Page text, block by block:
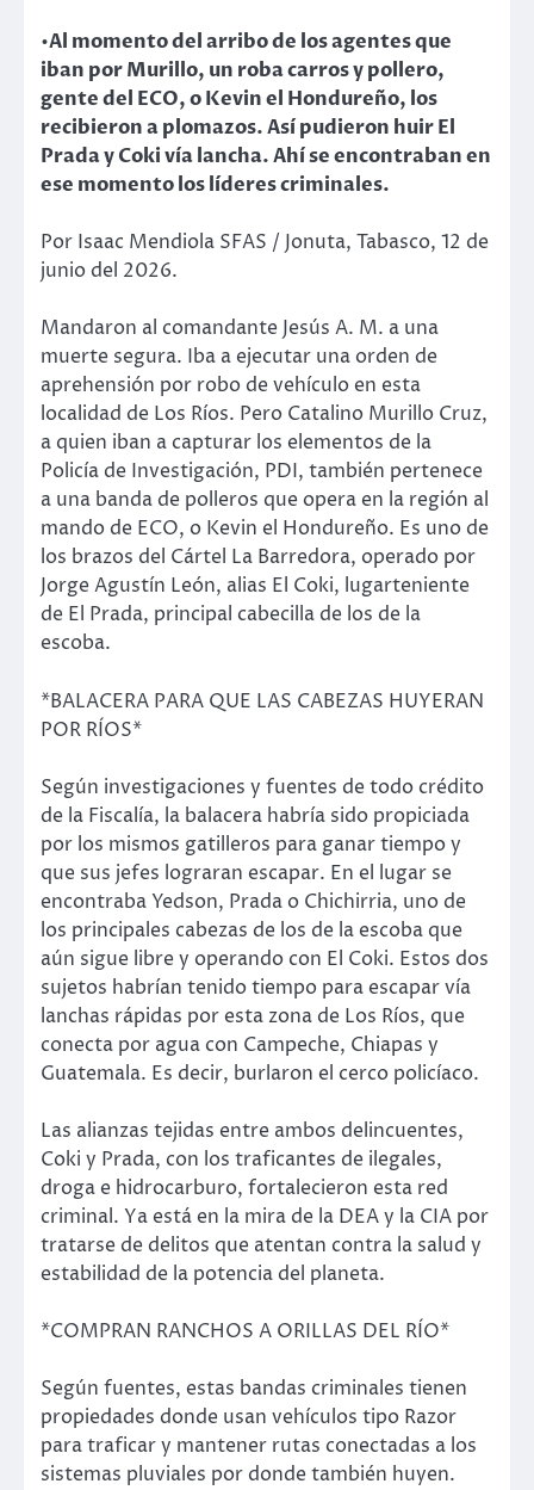
•Al momento del arribo de los agentes que
iban por Murillo, un roba carros y pollero,
gente del ECO, o Kevin el Hondureño, los
recibieron a plomazos. Así pudieron huir El
Prada y Coki vía lancha. Ahí se encontraban en
ese momento los líderes criminales.
Por Isaac Mendiola SFAS / Jonuta, Tabasco, 12 de
junio del 2026.
Mandaron al comandante Jesús A. M. a una
muerte segura. Iba a ejecutar una orden de
aprehensión por robo de vehículo en esta
localidad de Los Ríos. Pero Catalino Murillo Cruz,
a quien iban a capturar los elementos de la
Policía de Investigación, PDI, también pertenece
a una banda de polleros que opera en la región al
mando de ECO, o Kevin el Hondureño. Es uno de
los brazos del Cártel La Barredora, operado por
Jorge Agustín León, alias El Coki, lugarteniente
de El Prada, principal cabecilla de los de la
escoba.
*BALACERA PARA QUE LAS CABEZAS HUYERAN
POR RÍOS*
Según investigaciones y fuentes de todo crédito
de la Fiscalía, la balacera habría sido propiciada
por los mismos gatilleros para ganar tiempo y
que sus jefes lograran escapar. En el lugar se
encontraba Yedson, Prada o Chichirria, uno de
los principales cabezas de los de la escoba que
aún sigue libre y operando con El Coki. Estos dos
sujetos habrían tenido tiempo para escapar vía
lanchas rápidas por esta zona de Los Ríos, que
conecta por agua con Campeche, Chiapas y
Guatemala. Es decir, burlaron el cerco policíaco.
Las alianzas tejidas entre ambos delincuentes,
Coki y Prada, con los traficantes de ilegales,
droga e hidrocarburo, fortalecieron esta red
criminal. Ya está en la mira de la DEA y la CIA por
tratarse de delitos que atentan contra la salud y
estabilidad de la potencia del planeta.
*COMPRAN RANCHOS A ORILLAS DEL RÍO*
Según fuentes, estas bandas criminales tienen
propiedades donde usan vehículos tipo Razor
para traficar y mantener rutas conectadas a los
sistemas pluviales por donde también huyen.